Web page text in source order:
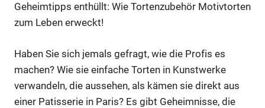
Geheimtipps enthüllt: Wie Tortenzubehör Motivtorten
zum Leben erweckt!
Haben Sie sich jemals gefragt, wie die Profis es
machen? Wie sie einfache Torten in Kunstwerke
verwandeln, die aussehen, als kämen sie direkt aus
einer Patisserie in Paris? Es gibt Geheimnisse, die